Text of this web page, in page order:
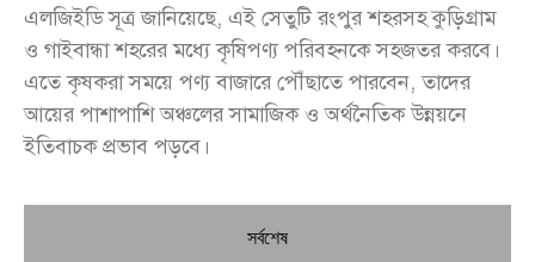
এলজিইডি সূত্র জানিয়েছে, এই সেতুটি রংপুর শহরসহ কুড়িগ্রাম
ও গাইবান্ধা শহরের মধ্যে কৃষিপণ্য পরিবহনকে সহজতর করবে।
এতে কৃষকরা সময়ে পণ্য বাজারে পৌঁছাতে পারবেন, তাদের
আয়ের পাশাপাশি অঞ্চলের সামাজিক ও অর্থনৈতিক উন্নয়নে
ইতিবাচক প্রভাব পড়বে।
সর্বশেষ